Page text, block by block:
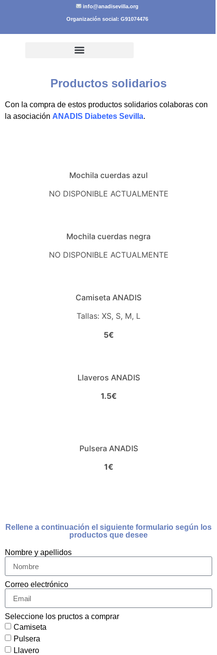
info@anadisevilla.org
Organización social: G91074476
Productos solidarios
Con la compra de estos productos solidarios colaboras con
la asociación ANADIS Diabetes Sevilla.
Mochila cuerdas azul
NO DISPONIBLE ACTUALMENTE
Mochila cuerdas negra
NO DISPONIBLE ACTUALMENTE
Camiseta ANADIS
Tallas: XS, S, M, L
5€
Llaveros ANADIS
1.5€
Pulsera ANADIS
1€
Rellene a continuación el siguiente formulario según los
productos que desee
Nombre y apellidos
Correo electrónico
Seleccione los pructos a comprar
Camiseta
Pulsera
Llavero